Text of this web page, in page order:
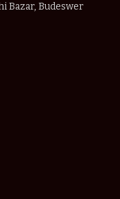
Bazar, Budeswer